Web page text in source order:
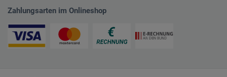
Zahlungsarten im Onlineshop